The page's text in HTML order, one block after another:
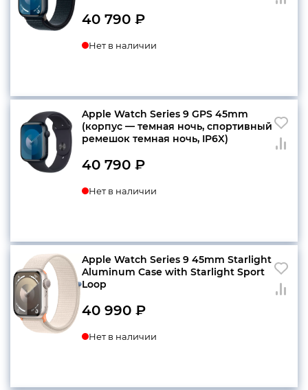
40 790 ₽
Нет в наличии
Apple Watch Series 9 GPS 45mm
(корпус — темная ночь, спортивный
ремешок темная ночь, IP6X)
40 790 ₽
Нет в наличии
Apple Watch Series 9 45mm Starlight
Aluminum Case with Starlight Sport
Loop
40 990 ₽
Нет в наличии